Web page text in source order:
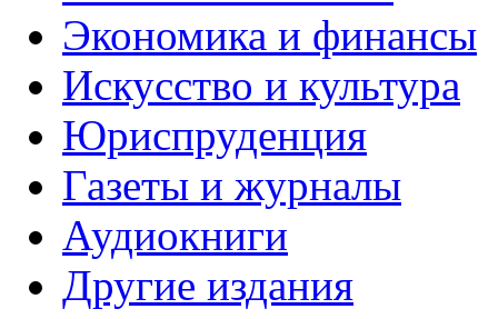
Экономика и финансы
Искусство и культура
Юриспруденция
Газеты и журналы
Аудиокниги
Другие издания